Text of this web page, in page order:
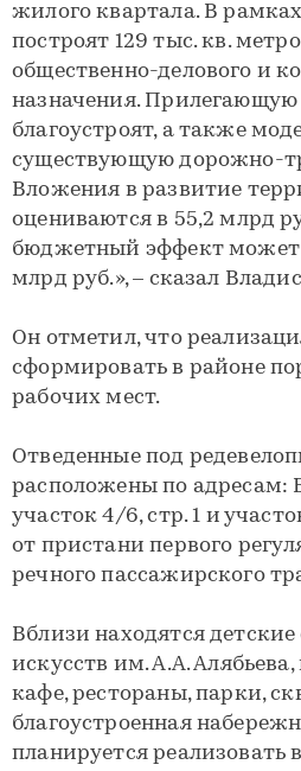
жилого квартала. В
построят 129 тыс. кв.
общественно-делового и
назначения.
благоустроят, а также
существующую дорожно-
Вложения в развитие
оцениваются в 55,2 млрд
бюджетный эффект может
млрд руб.», – сказал
Он отметил, что
сформировать в районе
рабочих мест.
Отведенные под
расположены по адресам:
участок 4/6, стр. 1 и
от пристани первого
речного пассажирского
Вблизи находятся
искусств им. А.А.
кафе, рестораны, парки,
благоустроенная
планируется реализовать